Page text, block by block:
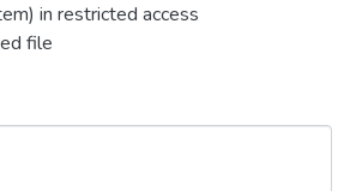
in restricted access
file